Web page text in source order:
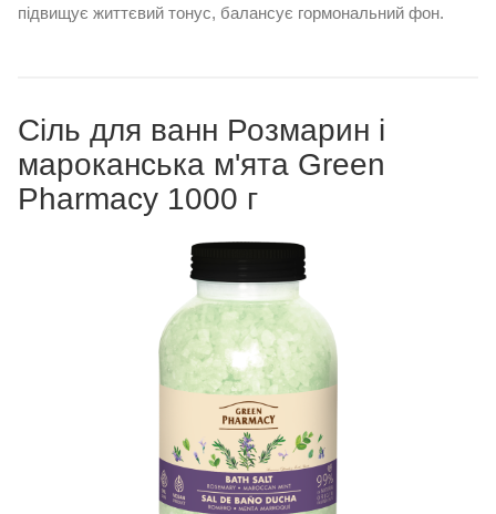
підвищує життєвий тонус, балансує гормональний фон.
Сіль для ванн Розмарин і
мароканська м'ята Green
Pharmacy 1000 г